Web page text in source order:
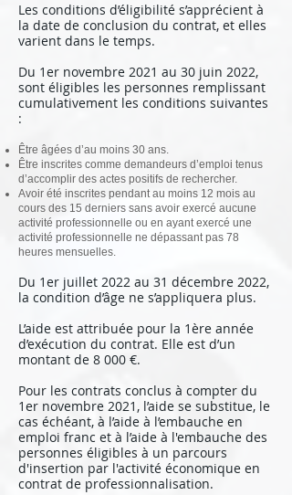
Les conditions d’éligibilité s’apprécient à
la date de conclusion du contrat, et elles
varient dans le temps.
Du 1er novembre 2021 au 30 juin 2022,
sont éligibles les personnes remplissant
cumulativement les conditions suivantes
:
Être âgées d’au moins 30 ans.
Être inscrites comme demandeurs d’emploi tenus
d’accomplir des actes positifs de rechercher.
Avoir été inscrites pendant au moins 12 mois au
cours des 15 derniers sans avoir exercé aucune
activité professionnelle ou en ayant exercé une
activité professionnelle ne dépassant pas 78
heures mensuelles.
Du 1er juillet 2022 au 31 décembre 2022,
la condition d’âge ne s’appliquera plus.
L’aide est attribuée pour la 1ère année
d’exécution du contrat. Elle est d’un
montant de 8 000 €.
Pour les contrats conclus à compter du
1er novembre 2021, l’aide se substitue, le
cas échéant, à l’aide à l’embauche en
emploi franc et à l’aide à l'embauche des
personnes éligibles à un parcours
d'insertion par l'activité économique en
contrat de professionnalisation.